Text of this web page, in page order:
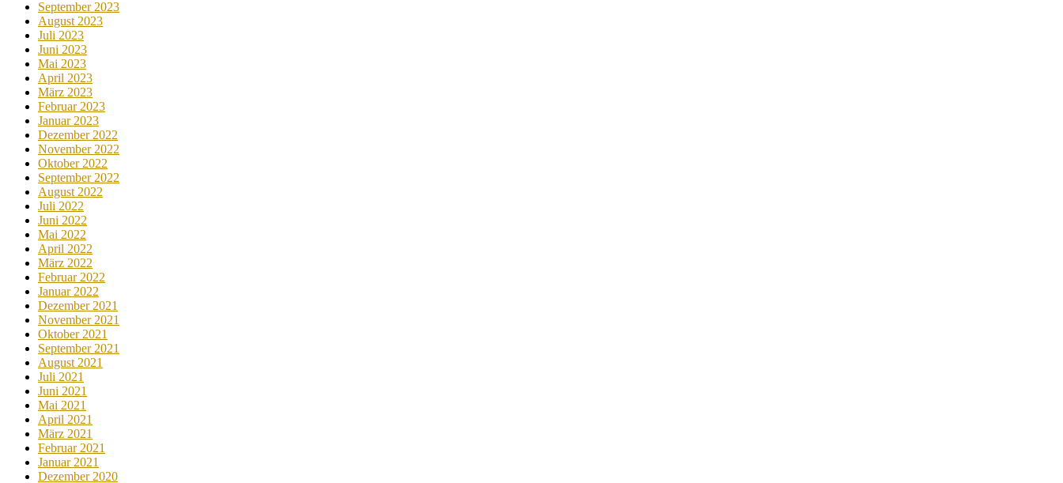
September 2023
August 2023
Juli 2023
Juni 2023
Mai 2023
April 2023
März 2023
Februar 2023
Januar 2023
Dezember 2022
November 2022
Oktober 2022
September 2022
August 2022
Juli 2022
Juni 2022
Mai 2022
April 2022
März 2022
Februar 2022
Januar 2022
Dezember 2021
November 2021
Oktober 2021
September 2021
August 2021
Juli 2021
Juni 2021
Mai 2021
April 2021
März 2021
Februar 2021
Januar 2021
Dezember 2020